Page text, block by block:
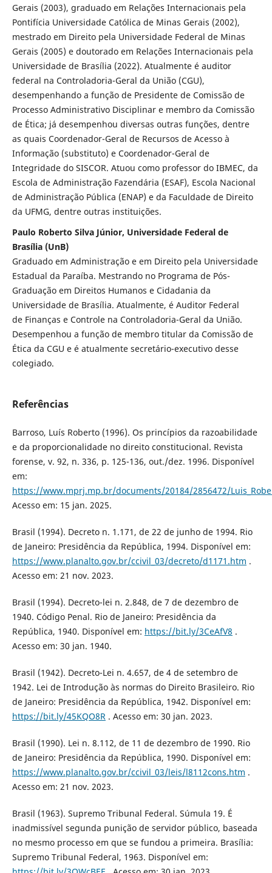
Gerais (2003), graduado em Relações Internacionais pela
Pontifícia Universidade Católica de Minas Gerais (2002),
mestrado em Direito pela Universidade Federal de Minas
Gerais (2005) e doutorado em Relações Internacionais pela
Universidade de Brasília (2022). Atualmente é auditor
federal na Controladoria-Geral da União (CGU),
desempenhando a função de Presidente de Comissão de
Processo Administrativo Disciplinar e membro da Comissão
de Ética; já desempenhou diversas outras funções, dentre
as quais Coordenador-Geral de Recursos de Acesso à
Informação (substituto) e Coordenador-Geral de
Integridade do SISCOR. Atuou como professor do IBMEC, da
Escola de Administração Fazendária (ESAF), Escola Nacional
de Administração Pública (ENAP) e da Faculdade de Direito
da UFMG, dentre outras instituições.
Paulo Roberto Silva Júnior, Universidade Federal de
Brasília (UnB)
Graduado em Administração e em Direito pela Universidade
Estadual da Paraíba. Mestrando no Programa de Pós-
Graduação em Direitos Humanos e Cidadania da
Universidade de Brasília. Atualmente, é Auditor Federal
de Finanças e Controle na Controladoria-Geral da União.
Desempenhou a função de membro titular da Comissão de
Ética da CGU e é atualmente secretário-executivo desse
colegiado.
Referências
Barroso, Luís Roberto (1996). Os princípios da razoabilidade
e da proporcionalidade no direito constitucional. Revista
forense, v. 92, n. 336, p. 125-136, out./dez. 1996. Disponível
em:
https://www.mprj.mp.br/documents/20184/2856472/
Acesso em: 15 jan. 2025.
Brasil (1994). Decreto n. 1.171, de 22 de junho de 1994. Rio
de Janeiro: Presidência da República, 1994. Disponível em:
https://www.planalto.gov.br/ccivil_03/decreto/d1171.htm .
Acesso em: 21 nov. 2023.
Brasil (1994). Decreto-lei n. 2.848, de 7 de dezembro de
1940. Código Penal. Rio de Janeiro: Presidência da
República, 1940. Disponível em: https://bit.ly/3CeAfV8 .
Acesso em: 30 jan. 1940.
Brasil (1942). Decreto-Lei n. 4.657, de 4 de setembro de
1942. Lei de Introdução às normas do Direito Brasileiro. Rio
de Janeiro: Presidência da República, 1942. Disponível em:
https://bit.ly/45KQO8R. Acesso em: 30 jan. 2023.
Brasil (1990). Lei n. 8.112, de 11 de dezembro de 1990. Rio
de Janeiro: Presidência da República, 1990. Disponível em:
https://www.planalto.gov.br/ccivil_03/leis/l8112cons.htm .
Acesso em: 21 nov. 2023.
Brasil (1963). Supremo Tribunal Federal. Súmula 19. É
inadmissível segunda punição de servidor público, baseada
no mesmo processo em que se fundou a primeira. Brasília:
Supremo Tribunal Federal, 1963. Disponível em: